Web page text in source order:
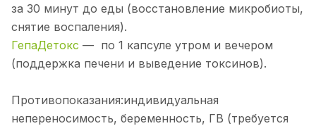
за 30 минут до еды (восстановление микробиоты,
снятие воспаления).
ГепаДетокс — по 1 капсуле утром и вечером
(поддержка печени и выведение токсинов).
Противопоказания:индивидуальная
непереносимость, беременность, ГВ (требуется